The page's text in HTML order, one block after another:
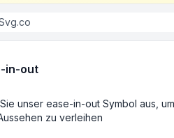
in-out
unser ease-in-out Symbol aus,
zu verleihen